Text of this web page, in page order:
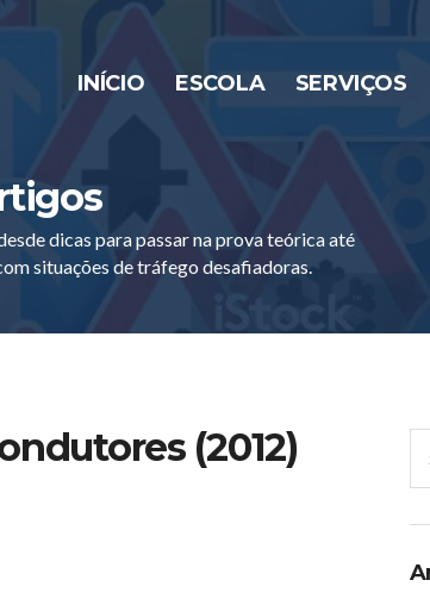
INÍCIO ESCOLA SERVIÇOS
dicas para passar na prova teórica até
situações de tráfego desafiadoras.
(2012)